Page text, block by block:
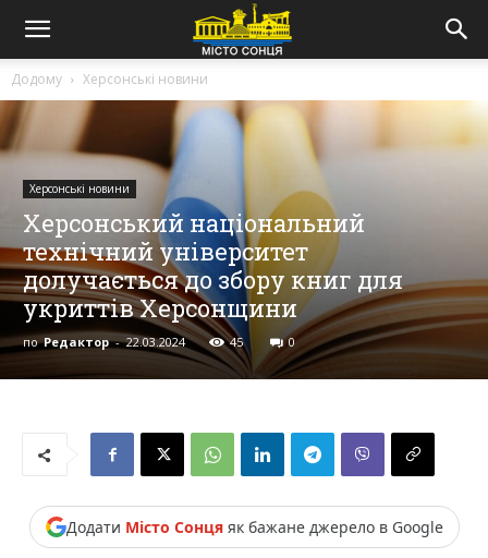
Додому Херсонські новини
Херсонські новини
Херсонський національний
технічний університет
долучається до збору книг для
укриттів Херсонщини
по Редактор - 22.03.2024 45 0
Додати Місто Сонцяяк бажане джерело в Google